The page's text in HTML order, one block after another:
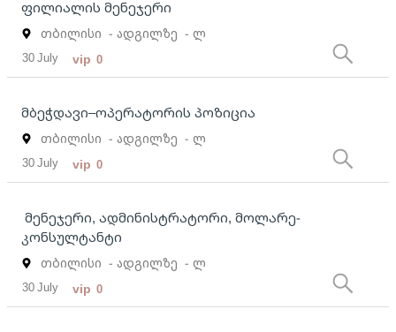
ფილიალის მენეჯერი
თბილისი - ადგილზე - ლ
30 July vip 0
მბეჭდავი–ოპერატორის პოზიცია
თბილისი - ადგილზე - ლ
30 July vip 0
მენეჯერი, ადმინისტრატორი, მოლარე-
კონსულტანტი
თბილისი - ადგილზე - ლ
30 July vip 0